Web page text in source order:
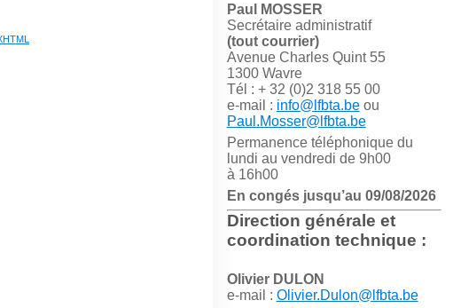
Paul MOSSER
Secrétaire administratif
(tout courrier)
Avenue Charles Quint 55
1300 Wavre
Tél : + 32 (0)2 318 55 00
e-mail : info@lfbta.beou
Paul.Mosser@lfbta.be
Permanence téléphonique du
lundi au vendredi de 9h00
à 16h00
En congés jusqu’au 09/08/2026
Direction générale et
coordination technique :
Olivier DULON
e-mail : Olivier.Dulon@lfbta.be